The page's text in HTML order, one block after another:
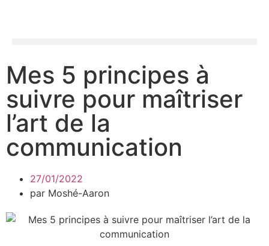
Mes 5 principes à
suivre pour maîtriser
l’art de la
communication
27/01/2022
par Moshé-Aaron